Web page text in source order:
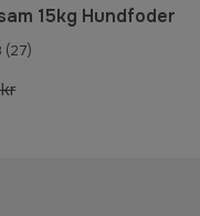
15kg Hundfoder
(27)